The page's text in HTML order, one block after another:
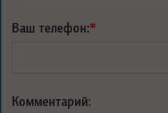
Ваш телефон:*
Комментарий: